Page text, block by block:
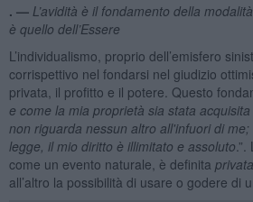
. — L’avidità è il fondamento della
è quello dell’Essere
L’individualismo, proprio dell’emisfero
corrispettivo nel fondarsi nel giudizio
privata, il profitto e il potere. Questo
e come la mia proprietà sia stata
non riguarda nessun altro all'infuori di
legge, il mio diritto è illimitato e assoluto
come un evento naturale, è definita privata
all’altro la possibilità di usare o godere di